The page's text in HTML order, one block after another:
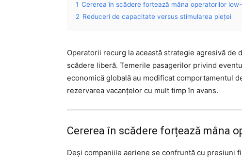
1 Cererea în scădere forțează mâna operatorilor
2 Reduceri de capacitate versus stimularea pieței
Operatorii recurg la această strategie agresivă
scădere liberă. Temerile pasagerilor privind
economică globală au modificat comportamentul
rezervarea vacanțelor cu mult timp în avans.
Cererea în scădere forțează mâna
Deși companiile aeriene se confruntă cu presiuni